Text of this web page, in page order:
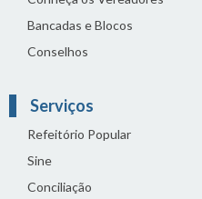
Bancadas e Blocos
Conselhos
Serviços
Refeitório Popular
Sine
Conciliação